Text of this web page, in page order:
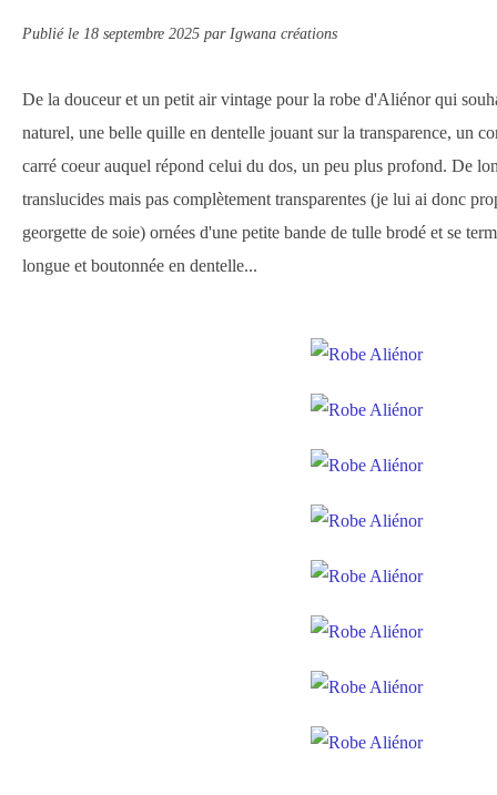
Publié le 18 septembre 2025 par Igwana créations
De la douceur et un petit air vintage pour la robe d'Aliénor qui
naturel, une belle quille en dentelle jouant sur la transparence, un
carré coeur auquel répond celui du dos, un peu plus profond. De
translucides mais pas complètement transparentes (je lui ai donc
georgette de soie) ornées d'une petite bande de tulle brodé et se
longue et boutonnée en dentelle...